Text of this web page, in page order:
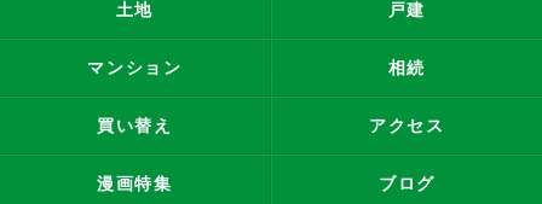
土地 戸建
マンション 相続
買い替え アクセス
漫画特集 ブログ